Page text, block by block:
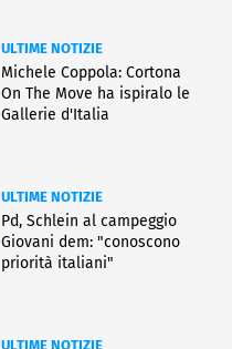
ULTIME NOTIZIE
Michele Coppola: Cortona
On The Move ha ispiralo le
Gallerie d'Italia
ULTIME NOTIZIE
Pd, Schlein al campeggio
Giovani dem: "conoscono
priorità italiani"
ULTIME NOTIZIE